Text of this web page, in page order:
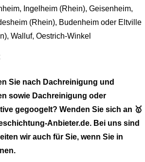
Sie nach Dachreinigung und
sowie Dachreinigung oder
gegoogelt? Wenden Sie sich an 🥇
Anbieter.de. Bei uns sind
wir auch für Sie, wenn Sie in